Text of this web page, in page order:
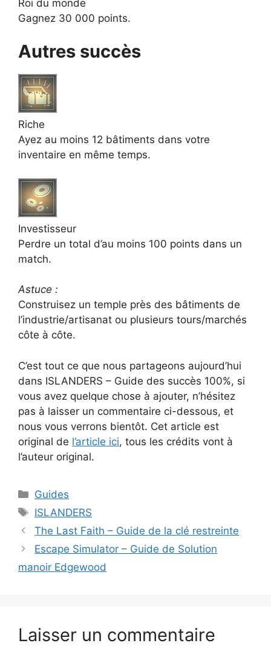
Roi du monde
Gagnez 30 000 points.
Autres succès
Riche
Ayez au moins 12 bâtiments dans votre
inventaire en même temps.
Investisseur
Perdre un total d’au moins 100 points dans un
match.
Astuce :
Construisez un temple près des bâtiments de
l’industrie/artisanat ou plusieurs tours/marchés
côte à côte.
C’est tout ce que nous partageons aujourd’hui
dans ISLANDERS – Guide des succès 100%, si
vous avez quelque chose à ajouter, n’hésitez
pas à laisser un commentaire ci-dessous, et
nous vous verrons bientôt. Cet article est
original de l’article ici, tous les crédits vont à
l’auteur original.
Catégories
Guides
Étiquettes
ISLANDERS
The Last Faith – Guide de la clé restreinte
Escape Simulator – Guide de Solution
manoir Edgewood
Laisser un commentaire